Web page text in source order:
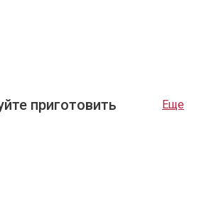
приготовить Еще